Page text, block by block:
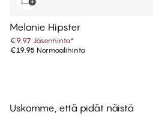
Melanie Hipster
€9.97 Jäsenhinta*
€19.95 Normaalihinta
Uskomme, että pidät näistä